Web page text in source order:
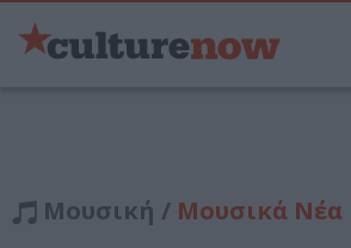
Μουσική / Μουσικά Νέα